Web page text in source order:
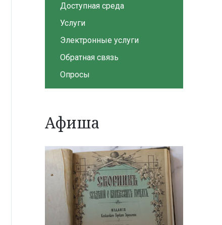
Доступная среда
Услуги
Электронные услуги
Обратная связь
Опросы
Афиша